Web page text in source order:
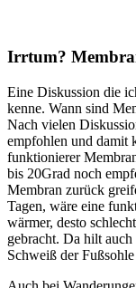
Irrtum?
Eine Diskussion die
kenne. Wann sind
Nach vielen
empfohlen und damit
funktionierer
bis 20Grad noch
Membran zurück
Tagen, wäre eine
wärmer, desto
gebracht. Da hilt auch
Schweiß der